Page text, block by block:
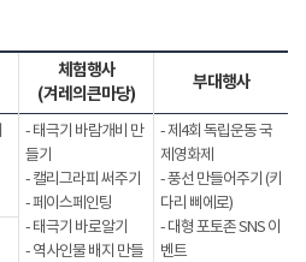
체험행사
(겨레의큰마당)
부대행사
- 태극기 바람개비 만
들기
- 캘리그라피 써주기
- 페이스페인팅
- 태극기 바로알기
- 역사인물 배지 만들
- 제4회 독립운동 국
제영화제
- 풍선 만들어주기 (키
다리 삐에로)
- 대형 포토존 SNS 이
벤트